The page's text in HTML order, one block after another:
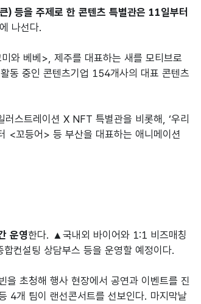
) 등을 주제로 한 콘텐츠 특별관은 11일부터
나선다.
와 베베>, 제주를 대표하는 새를 모티브로
동 중인 콘텐츠기업 154개사의 대표 콘텐츠
스트레이션 X NFT 특별관을 비롯해, ‘우리
<꼬등어> 등 부산을 대표하는 애니메이션
운영한다. ▲국내외 바이어와 1:1 비즈매칭
컨설팅 상담부스 등을 운영할 예정이다.
초청해 행사 현장에서 공연과 이벤트를 진
4개 팀이 랜선콘서트를 선보인다. 마지막날